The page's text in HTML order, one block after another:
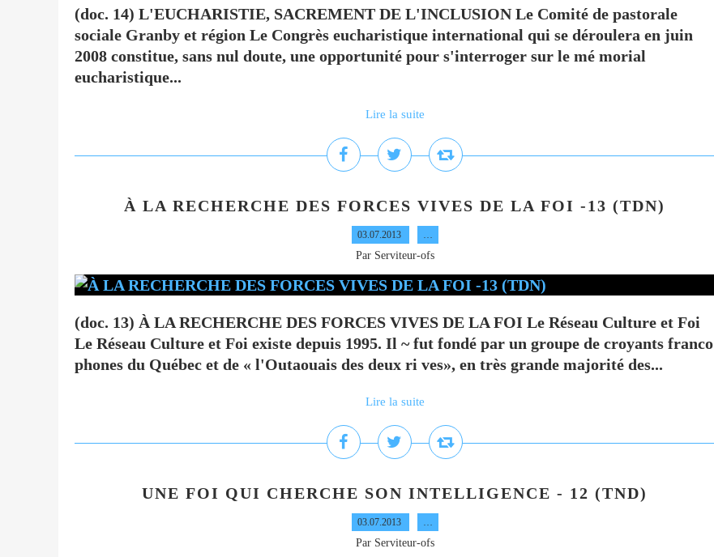
(doc. 14) L'EUCHARISTIE, SACREMENT DE L'INCLUSION Le Comité de pastorale
sociale Granby et région Le Congrès eucharistique international qui se déroulera en juin
2008 constitue, sans nul doute, une opportunité pour s'interroger sur le mé morial
eucharistique...
Lire la suite
À LA RECHERCHE DES FORCES VIVES DE LA FOI -13 (TDN)
03.07.2013 …
Par Serviteur-ofs
(doc. 13) À LA RECHERCHE DES FORCES VIVES DE LA FOI Le Réseau Culture et Foi
Le Réseau Culture et Foi existe depuis 1995. Il ~ fut fondé par un groupe de croyants franco
phones du Québec et de « l'Outaouais des deux ri ves», en très grande majorité des...
Lire la suite
UNE FOI QUI CHERCHE SON INTELLIGENCE - 12 (TND)
03.07.2013 …
Par Serviteur-ofs